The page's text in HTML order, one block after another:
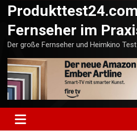
Fernseher im
Der große Fernseher und Heimkino Test